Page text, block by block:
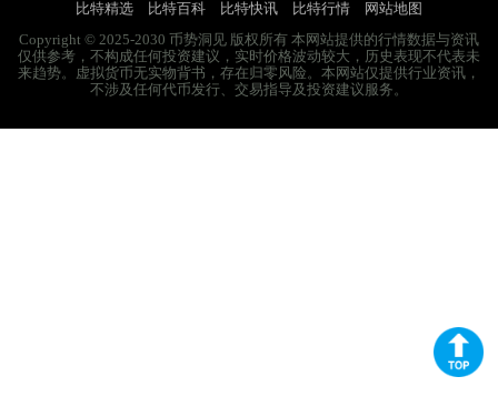
比特精选 比特百科 比特快讯 比特行情 网站地图
Copyright © 2025-2030 币势洞见 版权所有 本网站提供的行情数据与资讯
仅供参考，不构成任何投资建议，实时价格波动较大，历史表现不代表未
来趋势。虚拟货币无实物背书，存在归零风险。本网站仅提供行业资讯，
不涉及任何代币发行、交易指导及投资建议服务。